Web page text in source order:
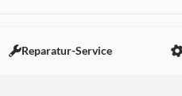
Reparatur-Service